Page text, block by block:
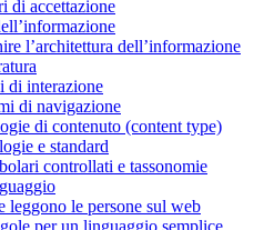
di accettazione
l’architettura dell’informazione
di interazione
di navigazione
di contenuto (content type)
e standard
controllati e tassonomie
leggono le persone sul web
per un linguaggio semplice